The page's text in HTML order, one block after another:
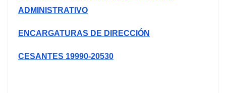
ADMINISTRATIVO
ENCARGATURAS DE DIRECCIÓN
CESANTES 19990-20530